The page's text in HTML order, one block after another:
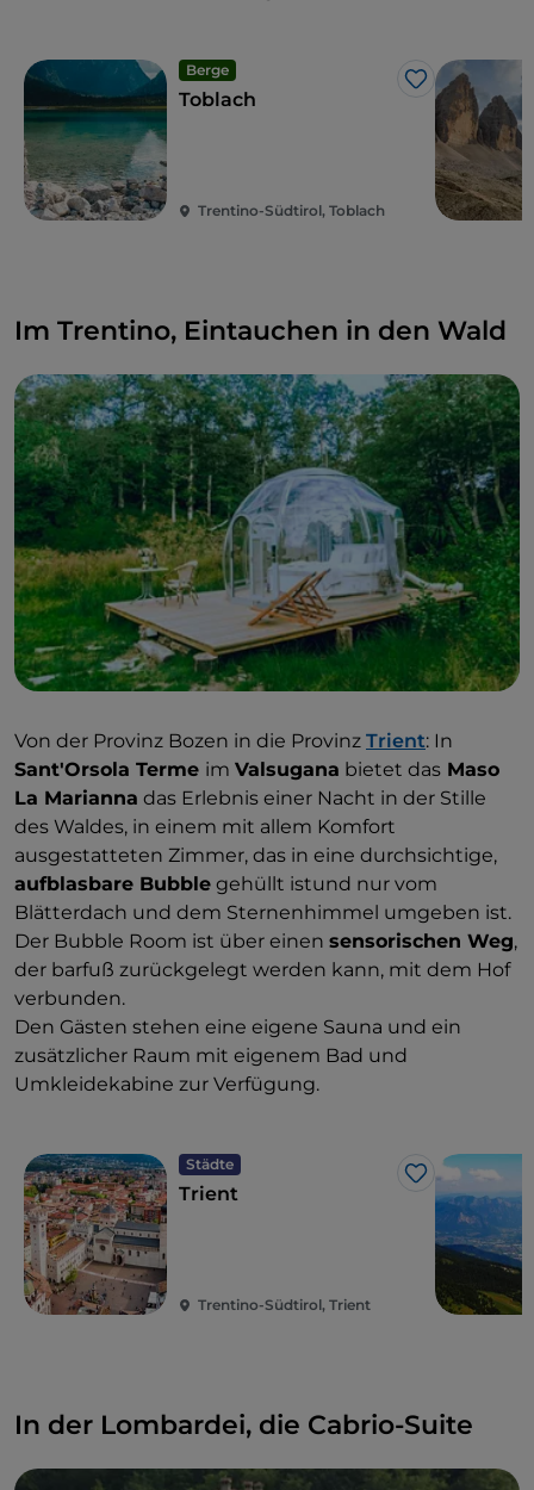
Berge
Like
Toblach
Trentino-Südtirol, Toblach
Im Trentino, Eintauchen in den Wald
Von der Provinz Bozen in die Provinz Trient: In
Sant'Orsola Terme im Valsugana bietet das Maso
La Marianna das Erlebnis einer Nacht in der Stille
des Waldes, in einem mit allem Komfort
ausgestatteten Zimmer, das in eine durchsichtige,
aufblasbare Bubble gehüllt istund nur vom
Blätterdach und dem Sternenhimmel umgeben ist.
Der Bubble Room ist über einen sensorischen Weg,
der barfuß zurückgelegt werden kann, mit dem Hof
verbunden.
Den Gästen stehen eine eigene Sauna und ein
zusätzlicher Raum mit eigenem Bad und
Umkleidekabine zur Verfügung.
Städte
Like
Trient
Trentino-Südtirol, Trient
In der Lombardei, die Cabrio-Suite